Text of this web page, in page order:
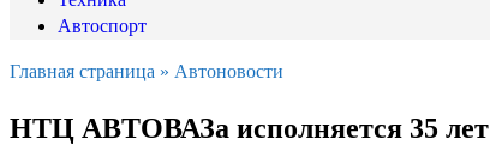
Автоспорт
Главная страница » Автоновости
НТЦ АВТОВАЗа исполняется 35 лет